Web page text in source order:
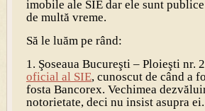
imobile ale SIE dar ele sunt
de multă vreme.
Să le luăm pe rând:
1. Şoseaua Bucureşti – Ploieşti nr.
oficial al SIE, cunoscut de când a
fosta Bancorex. Vechimea
notorietate, deci nu insist asupra ei.